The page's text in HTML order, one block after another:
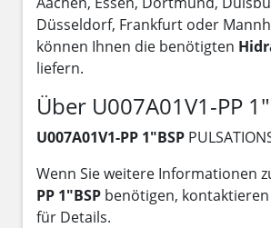
Düsseldorf, Frankfurt oder
können Ihnen die benötigten
liefern.
Über U007A01V1-PP
U007A01V1-PP 1"BSP
Wenn Sie weitere Informationen
PP 1"BSP benötigen,
für Details.